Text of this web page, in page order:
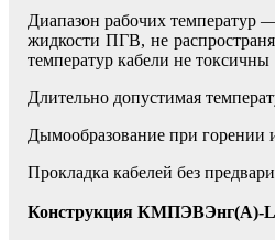
Диапазон рабочих температур
жидкости ПГВ, не
температур кабели не токсичны
Длительно допустимая
Дымообразование при
Прокладка кабелей без
Конструкция КМПЭВЭнг(А)-